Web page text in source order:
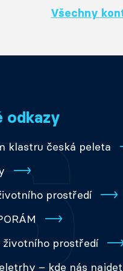
Všechny
odkazy
klastru česká peleta
prostředí
prostředí
– kde nás